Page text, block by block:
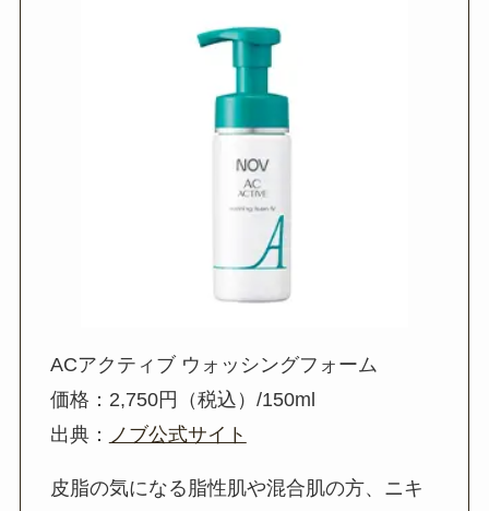
ACアクティブ ウォッシングフォーム
価格：2,750円（税込）/150ml
出典：
ノブ公式サイト
皮脂の気になる脂性肌や混合肌の方、ニキ